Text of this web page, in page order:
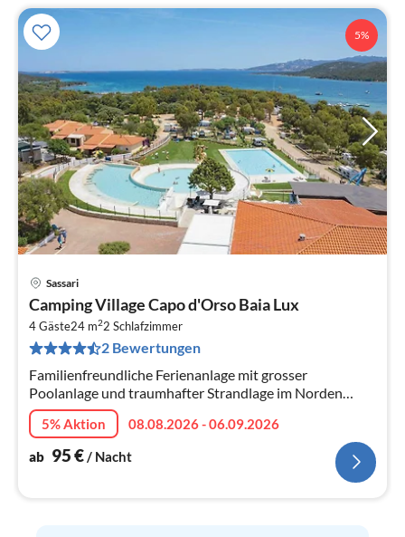
5%
Sassari
Camping Village Capo d'Orso Baia Lux
4 Gäste24 m22 Schlafzimmer
2 Bewertungen
Familienfreundliche Ferienanlage mit grosser
Poolanlage und traumhafter Strandlage im Norden
Sardiniens.
5% Aktion
08.08.2026 - 06.09.2026
ab 95€/ Nacht